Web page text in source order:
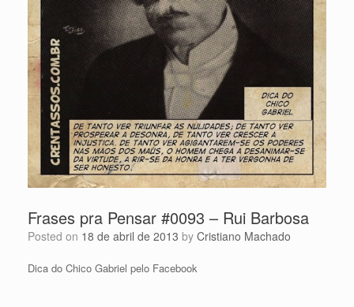
Frases pra Pensar #0093 – Rui Barbosa
Posted on 18 de abril de 2013 by Cristiano Machado
Dica do Chico Gabriel pelo Facebook